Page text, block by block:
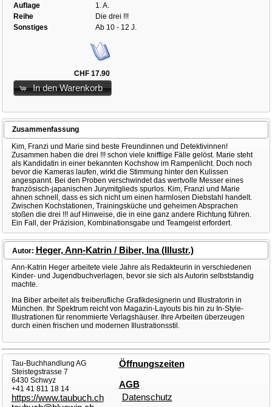
Auflage
1. A.
Reihe
Die drei !!!
Sonstiges
Ab 10 - 12 J.
CHF 17.90
In den Warenkorb
Zusammenfassung
Kim, Franzi und Marie sind beste Freundinnen und Detektivinnen!
Zusammen haben die drei !!! schon viele knifflige Fälle gelöst. Marie steht
als Kandidatin in einer bekannten Kochshow im Rampenlicht. Doch noch
bevor die Kameras laufen, wirkt die Stimmung hinter den Kulissen
angespannt. Bei den Proben verschwindet das wertvolle Messer eines
französisch-japanischen Jurymitglieds spurlos. Kim, Franzi und Marie
ahnen schnell, dass es sich nicht um einen harmlosen Diebstahl handelt.
Zwischen Kochstationen, Trainingsküche und geheimen Absprachen
stoßen die drei !!! auf Hinweise, die in eine ganz andere Richtung führen.
Ein Fall, der Präzision, Kombinationsgabe und Teamgeist erfordert.
Autor: Heger, Ann-Katrin / Biber, Ina (Illustr.)
Ann-Katrin Heger arbeitete viele Jahre als Redakteurin in verschiedenen
Kinder- und Jugendbuchverlagen, bevor sie sich als Autorin selbststandig
machte.
Ina Biber arbeitet als freiberufliche Grafikdesignerin und Illustratorin in
München. Ihr Spektrum reicht von Magazin-Layouts bis hin zu In-Style-
Illustrationen für renommierte Verlagshäuser. Ihre Arbeiten überzeugen
durch einen frischen und modernen Illustrationsstil.
Tau-Buchhandlung AG
Steistegstrasse 7
6430 Schwyz
+41 41 811 18 14
https://www.taubuch.ch
Öffnungszeiten
AGB
Datenschutz